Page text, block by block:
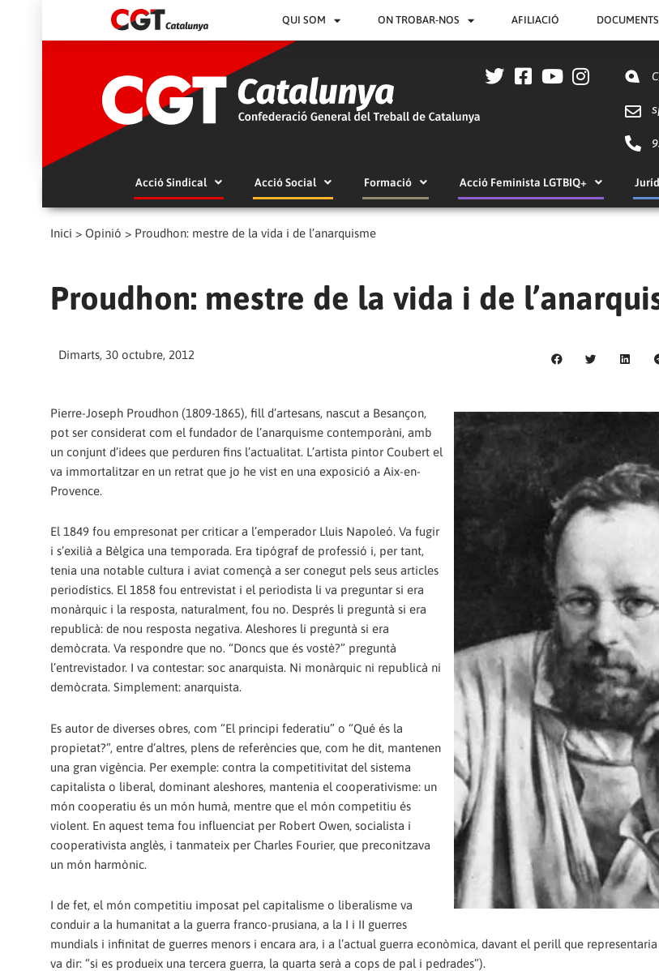
QUI SOM ON TROBAR-NOS AFILIACIÓ DOCUMENTS
Acció Sindical Acció Social Formació Acció Feminista LGTBIQ+
Inici > Opinió > Proudhon: mestre de la vida i de l’anarquisme
Proudhon: mestre de la vida i de
Dimarts, 30 octubre, 2012
Pierre-Joseph Proudhon (1809-1865), fill d’artesans, nascut a Besançon,
pot ser considerat com el fundador de l’anarquisme contemporàni, amb
un conjunt d’idees que perduren fins l’actualitat. L’artista pintor Coubert el
va immortalitzar en un retrat que jo he vist en una exposició a Aix-en-
Provence.
El 1849 fou empresonat per criticar a l’emperador Lluis Napoleó. Va fugir
i s’exilià a Bèlgica una temporada. Era tipógraf de professió i, per tant,
tenia una notable cultura i aviat començà a ser conegut pels seus articles
periodístics. El 1858 fou entrevistat i el periodista li va preguntar si era
monàrquic i la resposta, naturalment, fou no. Després li preguntà si era
republicà: de nou resposta negativa. Aleshores li preguntà si era
demòcrata. Va respondre que no. “Doncs que és vostè?” preguntà
l’entrevistador. I va contestar: soc anarquista. Ni monàrquic ni republicà ni
demòcrata. Simplement: anarquista.
Es autor de diverses obres, com “El principi federatiu” o “Qué és la
propietat?”, entre d’altres, plens de referències que, com he dit, mantenen
una gran vigència. Per exemple: contra la competitivitat del sistema
capitalista o liberal, dominant aleshores, mantenia el cooperativisme: un
món cooperatiu és un món humà, mentre que el món competitiu és
violent. En aquest tema fou influenciat per Robert Owen, socialista i
cooperativista anglès, i tanmateix per Charles Fourier, que preconitzava
un món harmònic.
I de fet, el món competitiu imposat pel capitalisme o liberalisme va
conduir a la humanitat a la guerra franco-prusiana, a la I i II guerres
mundials i infinitat de guerres menors i encara ara, i a l’actual guerra econòmica, davant el perill que
va dir: “si es produeix una tercera guerra, la quarta serà a cops de pal i pedrades”).